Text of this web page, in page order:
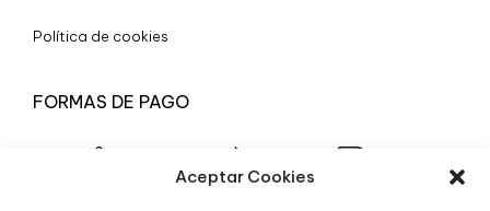
Aceptar Cookies
Política de cookies
FORMAS DE PAGO